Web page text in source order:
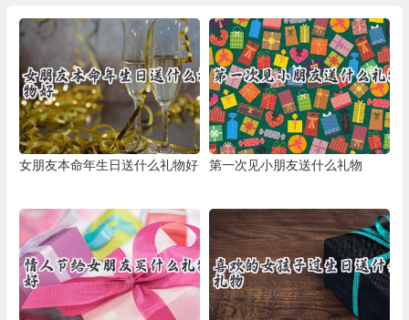
女朋友本命年生日送什么礼物好 第一次见小朋友送什么礼物